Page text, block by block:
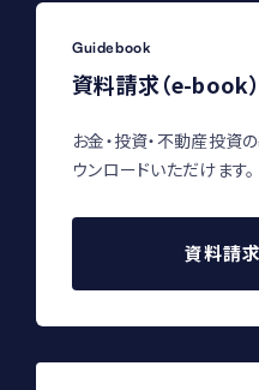
Guidebook
資料請求（e-book）
お金・投資・不動産投資
ウンロードいただけます。
資料請